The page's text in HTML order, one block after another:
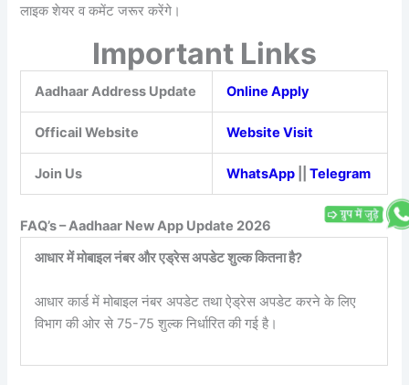
लाइक शेयर व कमेंट जरूर करेंगे।
Important Links
Aadhaar Address Update Online Apply
Officail Website Website Visit
Join Us WhatsApp ||Telegram
FAQ’s – Aadhaar New App Update 2026
आधार में मोबाइल नंबर और एड्रेस अपडेट शुल्क कितना है?
आधार कार्ड में मोबाइल नंबर अपडेट तथा ऐड्रेस अपडेट करने के लिए
विभाग की ओर से 75-75 शुल्क निर्धारित की गई है।